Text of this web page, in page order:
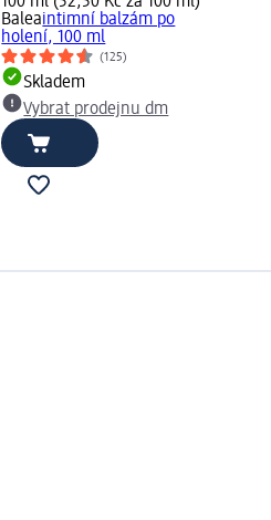
Baleaintimní balzám po
holení, 100 ml
(125)
Skladem
Vybrat prodejnu dm